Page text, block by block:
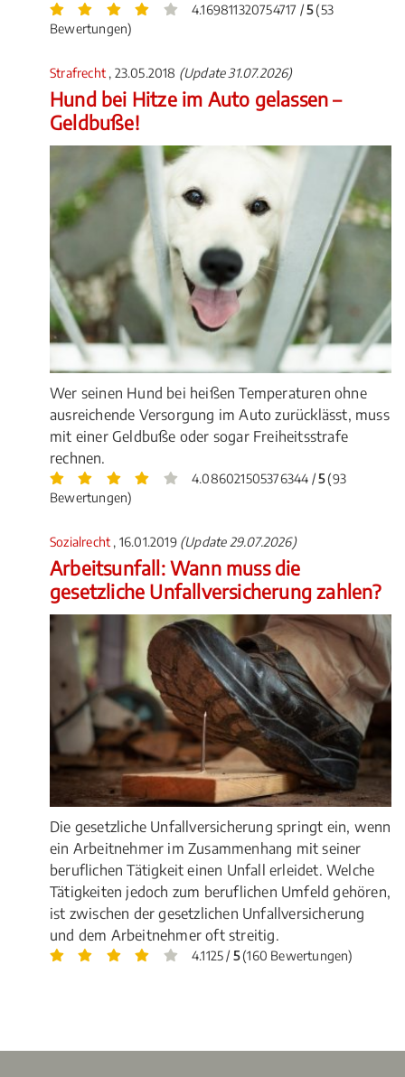
4.169811320754717 /5(53
Bewertungen)
Strafrecht , 23.05.2018 (Update 31.07.2026)
Hund bei Hitze im Auto gelassen –
Geldbuße!
Wer seinen Hund bei heißen Temperaturen ohne
ausreichende Versorgung im Auto zurücklässt, muss
mit einer Geldbuße oder sogar Freiheitsstrafe
rechnen.
4.086021505376344 /5(93
Bewertungen)
Sozialrecht , 16.01.2019 (Update 29.07.2026)
Arbeitsunfall: Wann muss die
gesetzliche Unfallversicherung zahlen?
Die gesetzliche Unfallversicherung springt ein, wenn
ein Arbeitnehmer im Zusammenhang mit seiner
beruflichen Tätigkeit einen Unfall erleidet. Welche
Tätigkeiten jedoch zum beruflichen Umfeld gehören,
ist zwischen der gesetzlichen Unfallversicherung
und dem Arbeitnehmer oft streitig.
4.1125 / 5(160 Bewertungen)